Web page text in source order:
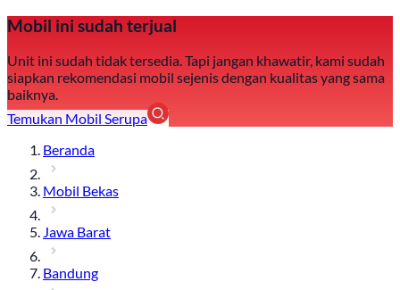
Mobil ini sudah terjual
Unit ini sudah tidak tersedia. Tapi jangan khawatir, kami sudah
siapkan rekomendasi mobil sejenis dengan kualitas yang sama
baiknya.
Temukan Mobil Serupa
Beranda
Mobil Bekas
Jawa Barat
Bandung